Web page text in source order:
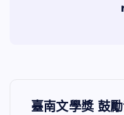
文臺南文學獎 鼓